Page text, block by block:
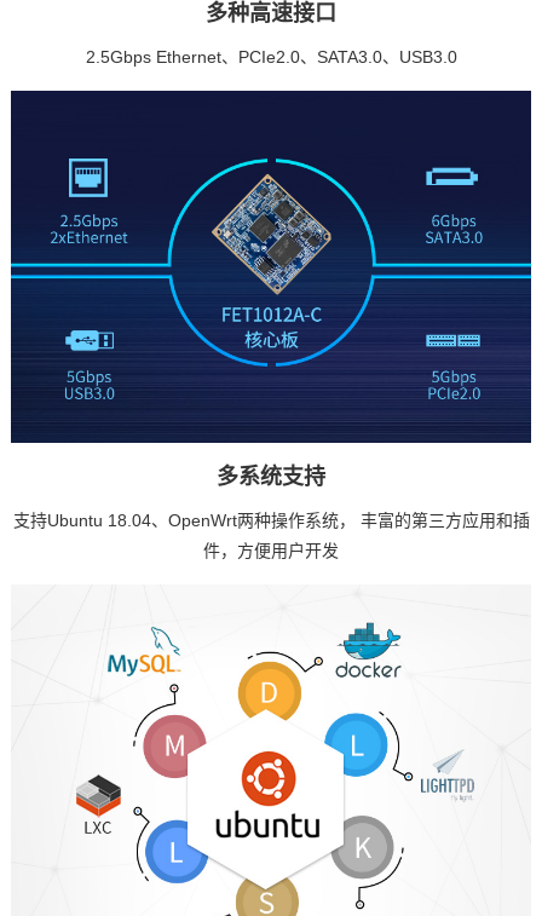
多种高速接口
2.5Gbps Ethernet、PCIe2.0、SATA3.0、USB3.0
多系统支持
支持Ubuntu 18.04、OpenWrt两种操作系统， 丰富的第三方应用和插
件，方便用户开发